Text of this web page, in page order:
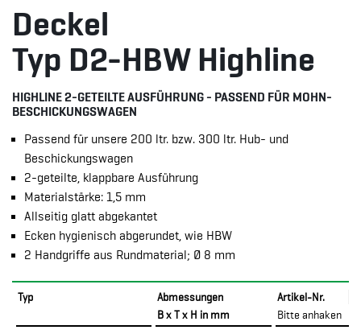
Deckel
Typ D2-HBW Highline
HIGHLINE 2-GETEILTE AUSFÜHRUNG - PASSEND FÜR MOHN-
BESCHICKUNGSWAGEN
Passend für unsere 200 ltr. bzw. 300 ltr. Hub- und
Beschickungswagen
2-geteilte, klappbare Ausführung
Materialstärke: 1,5 mm
Allseitig glatt abgekantet
Ecken hygienisch abgerundet, wie HBW
2 Handgriffe aus Rundmaterial; Ø 8 mm
Typ
Abmessungen
B x T x H in mm
Artikel-Nr.
Bitte anhaken